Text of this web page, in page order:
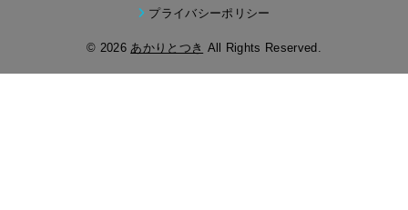
プライバシーポリシー
© 2026 あかりとつき All Rights Reserved.